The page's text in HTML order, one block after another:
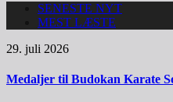
SENESTE NYT
MEST LÆSTE
29. juli 2026
Medaljer til Budokan Karate